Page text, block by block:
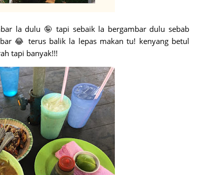
la dulu 🤪 tapi sebaik la bergambar dulu sebab
😂 terus balik la lepas makan tu! kenyang betul
tapi banyak!!!